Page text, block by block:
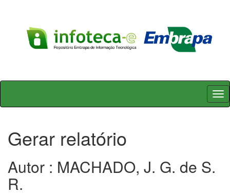
Skip
Gerar relatório
Autor : MACHADO, J. G. de S.
R.